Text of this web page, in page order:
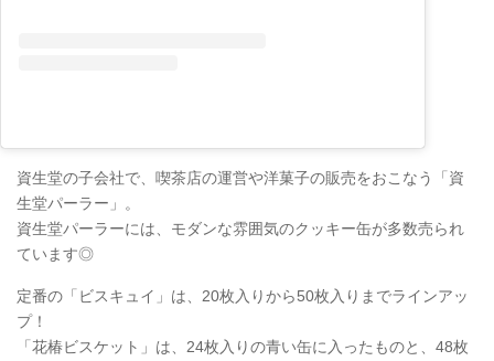
資生堂の子会社で、喫茶店の運営や洋菓子の販売をおこなう「資
生堂パーラー」。
資生堂パーラーには、モダンな雰囲気のクッキー缶が多数売られ
ています◎
定番の「ビスキュイ」は、20枚入りから50枚入りまでラインアッ
プ！
「花椿ビスケット」は、24枚入りの青い缶に入ったものと、48枚